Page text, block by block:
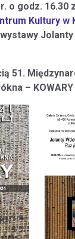
r. o godz. 16.30
Kultury w
51.
– KOWARY